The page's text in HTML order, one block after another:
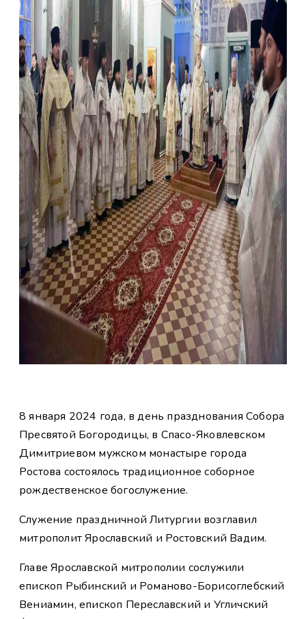
8 января 2024 года, в день празднования Собора
Пресвятой Богородицы, в Спасо-Яковлевском
Димитриевом мужском монастыре города
Ростова состоялось традиционное соборное
рождественское богослужение.
Служение праздничной Литургии возглавил
митрополит Ярославский и Ростовский Вадим.
Главе Ярославской митрополии сослужили
епископ Рыбинский и Романово-Борисоглебский
Вениамин, епископ Переславский и Угличский